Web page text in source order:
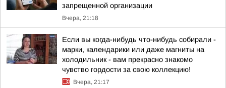
запрещенной организации
Вчера, 21:18
Если вы когда-нибудь что-нибудь собирали -
марки, календарики или даже магниты на
холодильник - вам прекрасно знакомо
чувство гордости за свою коллекцию!
Вчера, 21:17